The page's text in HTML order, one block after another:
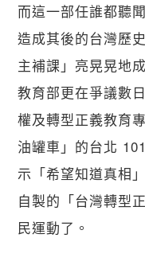
而這一部任誰都聽
造成其後的台灣歷
主補課」亮晃晃地
教育部更在爭議數
權及轉型正義教育
油罐車」的台北
示「希望知道真相
自製的「台灣轉型
民運動了。